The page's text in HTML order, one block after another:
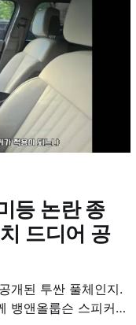
등 논란 종
드디어 공
개된 투싼 풀체인지.
뱅앤올룹슨 스피커